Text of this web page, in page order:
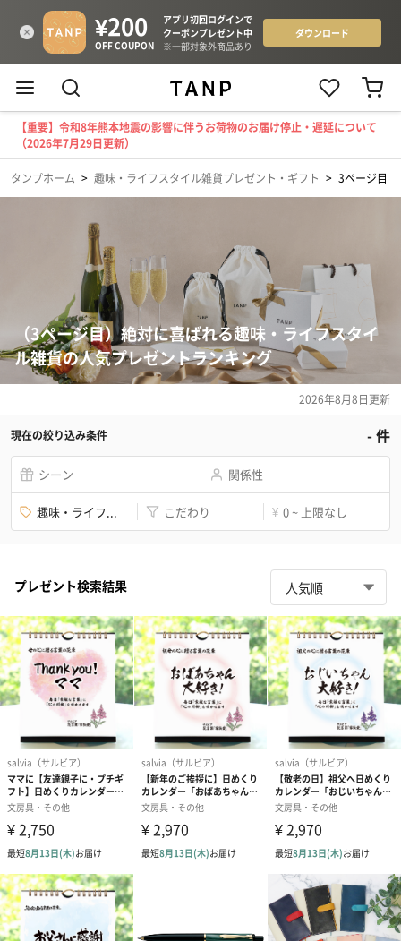
【重要】令和8年熊本地震の影響に伴うお荷物のお届け停止・遅延について
（2026年7月29日更新）
タンプホーム > 趣味・ライフスタイル雑貨プレゼント・ギフト > 3ページ目
（3ページ目）絶対に喜ばれる趣味・ライフスタイ
ル雑貨の人気プレゼントランキング
2026年8月8日更新
現在の絞り込み条件 -件
シーン 関係性
趣味・ライフ... こだわり ¥ 0 ~ 上限なし
プレゼント検索結果